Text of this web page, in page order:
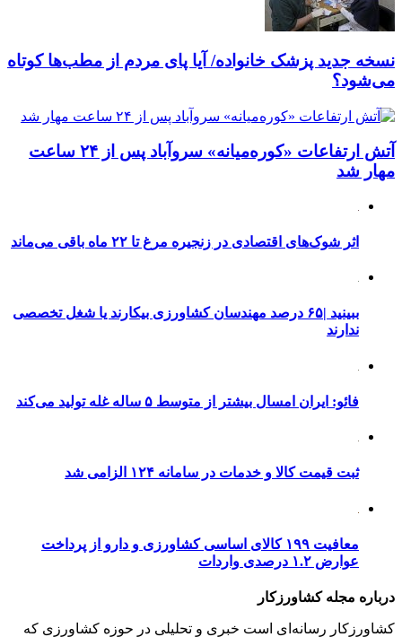
نسخه جدید پزشک خانواده/ آیا پای مردم از مطب‌ها‌ کوتاه
می‌شود؟
آتش ارتفاعات «کوره‌میانه» سروآباد پس از ۲۴ ساعت
مهار شد
اثر شوک‌های اقتصادی در زنجیره مرغ تا ۲۲ ماه باقی می‌ماند
ببینید |۶۵ درصد مهندسان کشاورزی بیکارند یا شغل تخصصی
ندارند
فائو: ایران امسال بیشتر از متوسط ۵ ساله غله تولید می‌کند
ثبت قیمت کالا و خدمات در سامانه ۱۲۴ الزامی شد
معافیت ۱۹۹ کالای اساسی کشاورزی و دارو از پرداخت
عوارض ۱.۲ درصدی واردات
درباره مجله کشاورزکار
کشاورزکار رسانه‌ای است خبری و تحلیلی در حوزه کشاورزی که